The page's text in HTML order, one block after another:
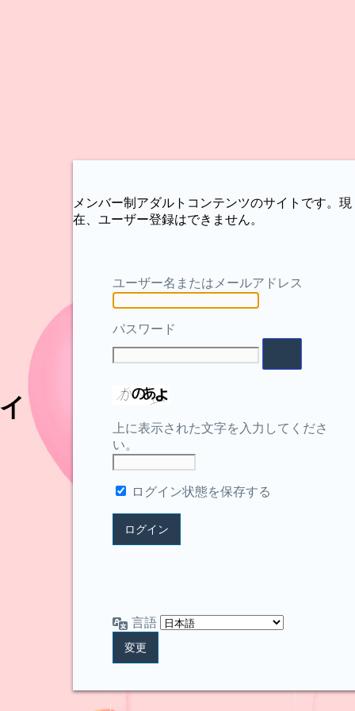
メンバー制アダルトコンテンツのサイトです。現
在、ユーザー登録はできません。
ユーザー名またはメールアドレス
パスワード
上に表示された文字を入力してくださ
い。
ログイン状態を保存する
言語